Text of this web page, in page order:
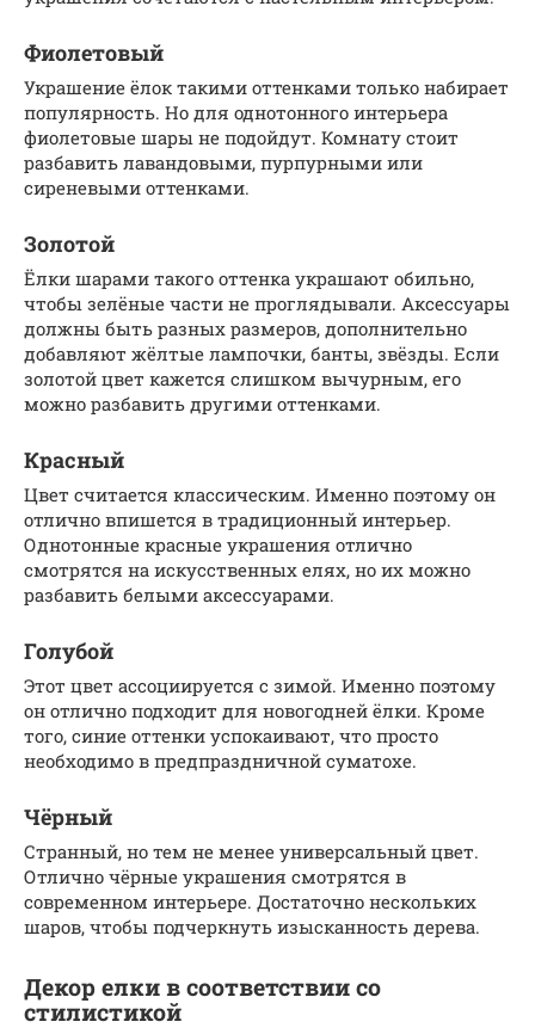
Фиолетовый
Украшение ёлок такими оттенками только набирает
популярность. Но для однотонного интерьера
фиолетовые шары не подойдут. Комнату стоит
разбавить лавандовыми, пурпурными или
сиреневыми оттенками.
Золотой
Ёлки шарами такого оттенка украшают обильно,
чтобы зелёные части не проглядывали. Аксессуары
должны быть разных размеров, дополнительно
добавляют жёлтые лампочки, банты, звёзды. Если
золотой цвет кажется слишком вычурным, его
можно разбавить другими оттенками.
Красный
Цвет считается классическим. Именно поэтому он
отлично впишется в традиционный интерьер.
Однотонные красные украшения отлично
смотрятся на искусственных елях, но их можно
разбавить белыми аксессуарами.
Голубой
Этот цвет ассоциируется с зимой. Именно поэтому
он отлично подходит для новогодней ёлки. Кроме
того, синие оттенки успокаивают, что просто
необходимо в предпраздничной суматохе.
Чёрный
Странный, но тем не менее универсальный цвет.
Отлично чёрные украшения смотрятся в
современном интерьере. Достаточно нескольких
шаров, чтобы подчеркнуть изысканность дерева.
Декор елки в соответствии со
стилистикой